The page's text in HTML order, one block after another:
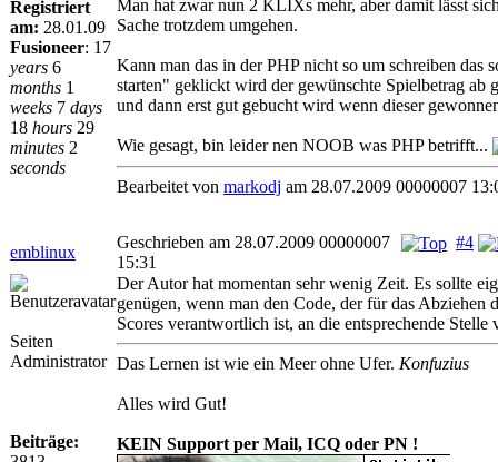
Registriert
am: 28.01.09
Fusioneer: 17
years 6
months 1
weeks 7 days
18 hours 29
minutes 2
seconds
Man hat zwar nun 2 KLIXs mehr, aber damit lässt
Sache trotzdem umgehen.
Kann man das in der PHP nicht so um schreiben das
starten" geklickt wird der gewünschte Spielbetrag ab
und dann erst gut gebucht wird wenn dieser
Wie gesagt, bin leider nen NOOB was PHP betrifft...
Bearbeitet von markodj am 28.07.2009 00000007
emblinux
#4
Geschrieben am 28.07.2009 00000007
15:31
Seiten
Administrator
Beiträge:
Der Autor hat momentan sehr wenig Zeit. Es sollte
genügen, wenn man den Code, der für das Abziehen
Scores verantwortlich ist, an die entsprechende Stelle
Das Lernen ist wie ein Meer ohne Ufer. Konfuzius
Alles wird Gut!
KEIN Support per Mail, ICQ oder PN !